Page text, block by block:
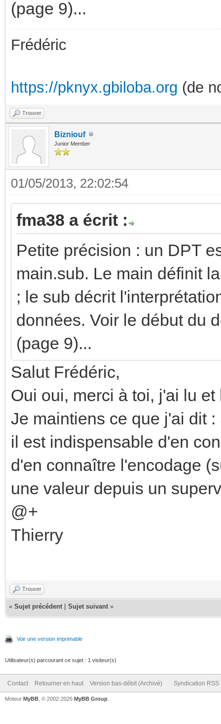
(page 9)...
Frédéric
https://pknyx.gbiloba.org (de
Trouver
Bizniouf
Junior Member
01/05/2013, 22:02:54
fma38 a écrit :
Petite précision : un DPT
main.sub. Le main définit
; le sub décrit
données. Voir le début du
(page 9)...
Salut Frédéric,
Oui oui, merci à toi, j'ai lu
Je maintiens ce que j'ai dit
il est indispensable d'en
d'en connaître l'encodage
une valeur depuis un
@+
Thierry
Trouver
« Sujet précédent Sujet suivant »
Voir une version imprimable
Utilisateur(s) parcourant ce sujet : 1 visiteur(s)
Contact Retourner en haut Version bas-débit (Archivé) Syndication RSS
Moteur MyBB , © 2002-2026 MyBB Group